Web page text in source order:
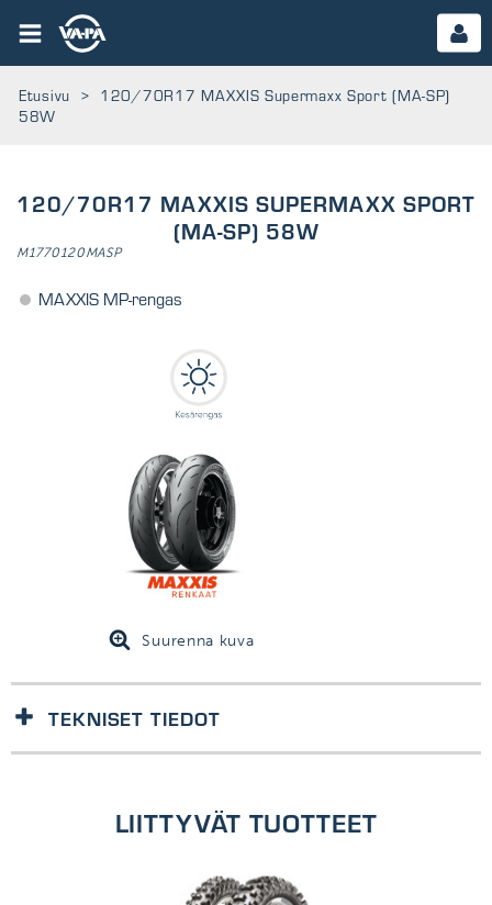
Etusivu > 120/70R17 MAXXIS Supermaxx Sport (MA-SP)
58W
120/70R17 MAXXIS SUPERMAXX SPORT
(MA-SP) 58W
M1770120MASP
MAXXIS MP-rengas
Suurenna kuva
TEKNISET TIEDOT
LIITTYVÄT TUOTTEET